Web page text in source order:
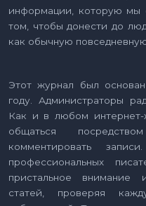
информации, которую мы
том, чтобы донести до
как обычную
Этот журнал был
году. Администраторы
Как и в любом
общаться
комментировать
профессиональных
пристальное внимание
статей, проверяя